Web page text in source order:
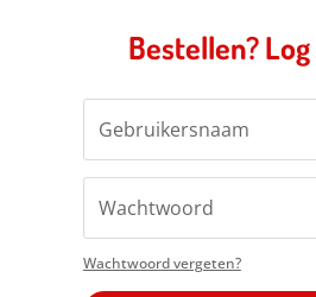
Bestellen?
Wachtwoord vergeten?